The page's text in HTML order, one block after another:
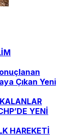
Çıkan Yeni
YENİ
HAREKETİ